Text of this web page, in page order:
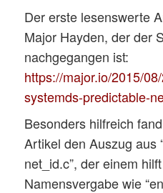
Der erste lesenswerte
Major Hayden, der der
nachgegangen ist:
https://major.io/2015/
systemds-predictable-
Besonders hilfreich
Artikel den Auszug aus
net_id.c”, der einem
Namensvergabe wie